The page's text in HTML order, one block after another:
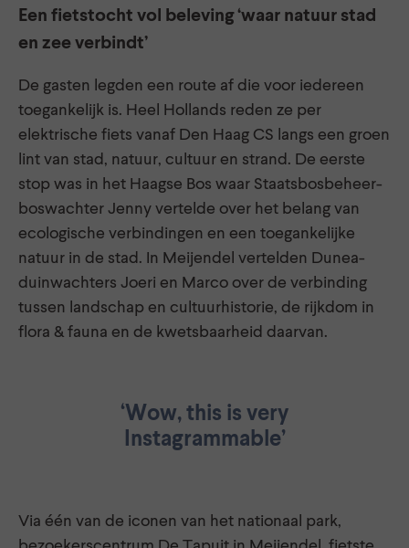
Een fietstocht vol beleving ‘waar natuur stad
en zee verbindt’
De gasten legden een route af die voor iedereen
toegankelijk is. Heel Hollands reden ze per
elektrische fiets vanaf Den Haag CS langs een groen
lint van stad, natuur, cultuur en strand. De eerste
stop was in het Haagse Bos waar Staatsbosbeheer-
boswachter Jenny vertelde over het belang van
ecologische verbindingen en een toegankelijke
natuur in de stad. In Meijendel vertelden Dunea-
duinwachters Joeri en Marco over de verbinding
tussen landschap en cultuurhistorie, de rijkdom in
flora & fauna en de kwetsbaarheid daarvan.
‘Wow, this is very
Instagrammable’
Via één van de iconen van het nationaal park,